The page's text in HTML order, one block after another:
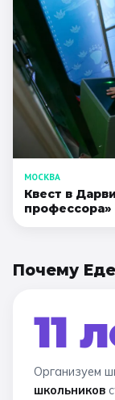
МОСКВА
Квест в
профессора»
Почему
11
Организуем
школьников